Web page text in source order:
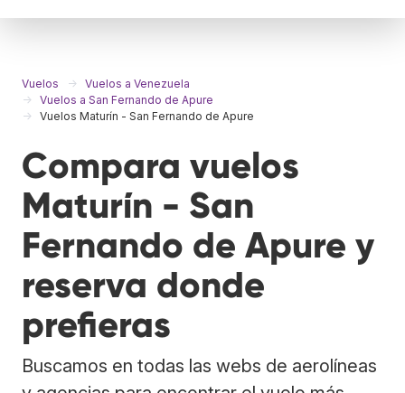
Vuelos
Vuelos a Venezuela
Vuelos a San Fernando de Apure
Vuelos Maturín - San Fernando de Apure
Compara vuelos
Maturín - San
Fernando de Apure y
reserva donde
prefieras
Buscamos en todas las webs de aerolíneas